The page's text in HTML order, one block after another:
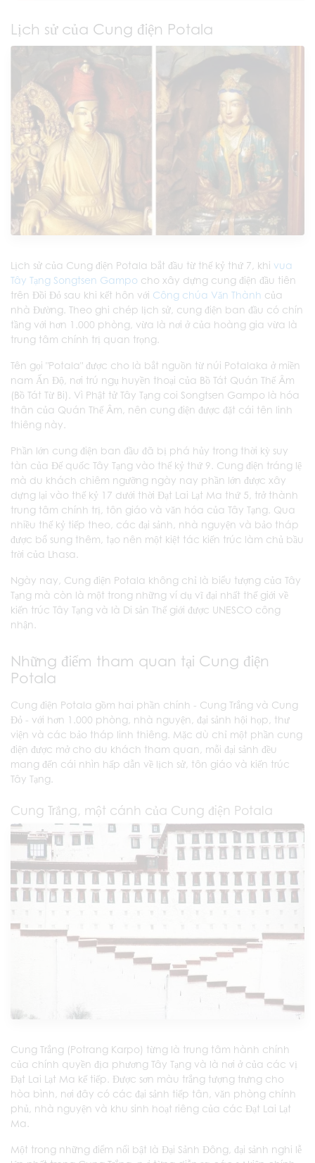
Lịch sử của Cung điện Potala
Lịch sử của Cung điện Potala bắt đầu từ thế kỷ thứ 7, khi vua
Tây Tạng Songtsen Gampo cho xây dựng cung điện đầu tiên
trên Đồi Đỏ sau khi kết hôn với Công chúa Văn Thành của
nhà Đường. Theo ghi chép lịch sử, cung điện ban đầu có chín
tầng với hơn 1.000 phòng, vừa là nơi ở của hoàng gia vừa là
trung tâm chính trị quan trọng.
Tên gọi "Potala" được cho là bắt nguồn từ núi Potalaka ở miền
nam Ấn Độ, nơi trú ngụ huyền thoại của Bồ Tát Quán Thế Âm
(Bồ Tát Từ Bi). Vì Phật tử Tây Tạng coi Songtsen Gampo là hóa
thân của Quán Thế Âm, nên cung điện được đặt cái tên linh
thiêng này.
Phần lớn cung điện ban đầu đã bị phá hủy trong thời kỳ suy
tàn của Đế quốc Tây Tạng vào thế kỷ thứ 9. Cung điện tráng lệ
mà du khách chiêm ngưỡng ngày nay phần lớn được xây
dựng lại vào thế kỷ 17 dưới thời Đạt Lai Lạt Ma thứ 5, trở thành
trung tâm chính trị, tôn giáo và văn hóa của Tây Tạng. Qua
nhiều thế kỷ tiếp theo, các đại sảnh, nhà nguyện và bảo tháp
được bổ sung thêm, tạo nên một kiệt tác kiến trúc làm chủ bầu
trời của Lhasa.
Ngày nay, Cung điện Potala không chỉ là biểu tượng của Tây
Tạng mà còn là một trong những ví dụ vĩ đại nhất thế giới về
kiến trúc Tây Tạng và là Di sản Thế giới được UNESCO công
nhận.
Những điểm tham quan tại Cung điện
Potala
Cung điện Potala gồm hai phần chính - Cung Trắng và Cung
Đỏ - với hơn 1.000 phòng, nhà nguyện, đại sảnh hội họp, thư
viện và các bảo tháp linh thiêng. Mặc dù chỉ một phần cung
điện được mở cho du khách tham quan, mỗi đại sảnh đều
mang đến cái nhìn hấp dẫn về lịch sử, tôn giáo và kiến trúc
Tây Tạng.
Cung Trắng, một cánh của Cung điện Potala
Cung Trắng (Potrang Karpo) từng là trung tâm hành chính
của chính quyền địa phương Tây Tạng và là nơi ở của các vị
Đạt Lai Lạt Ma kế tiếp. Được sơn màu trắng tượng trưng cho
hòa bình, nơi đây có các đại sảnh tiếp tân, văn phòng chính
phủ, nhà nguyện và khu sinh hoạt riêng của các Đạt Lai Lạt
Ma.
Một trong những điểm nổi bật là Đại Sảnh Đông, đại sảnh nghi lễ